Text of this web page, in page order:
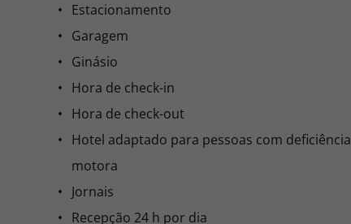
Estacionamento
Garagem
Ginásio
Hora de check-in
Hora de check-out
Hotel adaptado para pessoas com deficiência
motora
Jornais
Recepção 24 h por dia